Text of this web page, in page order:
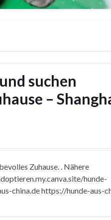
suchen
–
Zuhause. . Nähere
hunde-
china.de https://hunde-aus-